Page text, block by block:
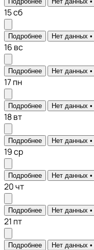
15сб
Подробнее Нет данных •
16 вс
Подробнее Нет данных •
17пн
Подробнее Нет данных •
18вт
Подробнее Нет данных •
19ср
Подробнее Нет данных •
20чт
Подробнее Нет данных •
21 пт
Подробнее Нет данных •